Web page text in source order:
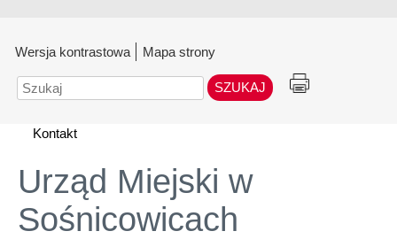
Wersja kontrastowa Mapa strony
Szukaj
Kontakt
Urząd Miejski w
Sośnicowicach